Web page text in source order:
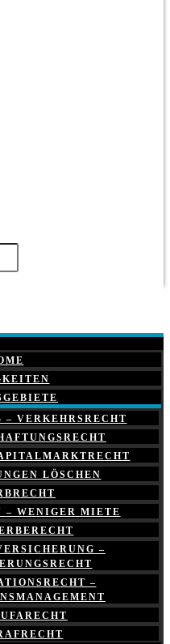
– VERKEHRSRECHT
LÖSCHEN
– WENIGER MIETE
–
–